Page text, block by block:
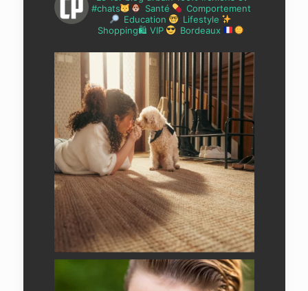
#chats
Santé
Comportement
Education
Lifestyle
Shopping🛍 VIP
Bordeaux